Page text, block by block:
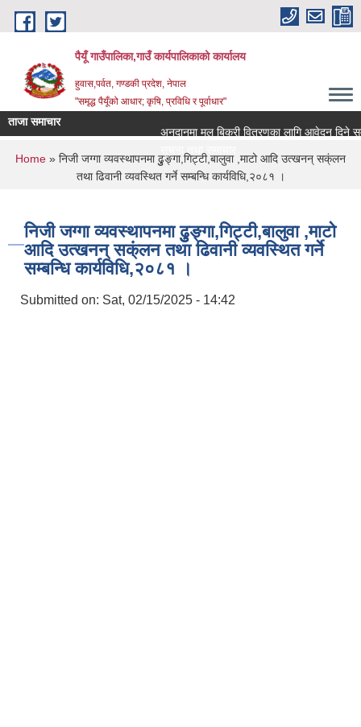
Skip to main content
पैयूँ गाउँपालिका,गाउँ कार्यपालिकाको कार्यालय
हुवास,पर्वत, गण्डकी प्रदेश, नेपाल
"समृद्ध पैयूँको आधार; कृषि, प्रविधि र पूर्वाधार"
ताजा समाचार
अनुदानमा मल बिक्री वितरणका लागि आवेदन दिने
सूचना तथा समाचार
You are here
Home » निजी जग्गा व्यवस्थापनमा ढुुङ्गा,गिट्टी,बालुवा ,माटो आदि उत्खनन् सक्ंलन
तथा ढिवानी व्यवस्थित गर्ने सम्बन्धि कार्यविधि,२०८१ ।
निजी जग्गा व्यवस्थापनमा ढुुङ्गा,गिट्टी,बालुवा ,माटो
आदि उत्खनन् सक्ंलन तथा ढिवानी व्यवस्थित गर्ने
सम्बन्धि कार्यविधि,२०८१ ।
Submitted on: Sat, 02/15/2025 - 14:42